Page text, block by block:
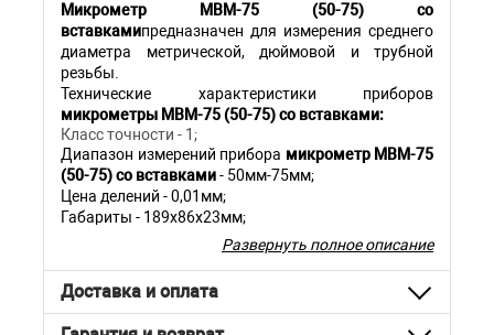
Микрометр МВМ-75 (50-75) со
вставкамипредназначен для измерения среднего
диаметра метрической, дюймовой и трубной
резьбы.
Технические характеристики приборов
микрометры МВМ-75 (50-75) со вставками:
Класс точности - 1;
Диапазон измерений прибора микрометр МВМ-75
(50-75) со вставками- 50мм-75мм;
Цена делений - 0,01мм;
Габариты - 189х86х23мм;
Отсчет - по шкалам стебля и барабана;
микрометр МВМ-75 (50-75)
оснащены термоизолирующими накладками и
обеспечивают повышенную жесткость, ходовой
Развернуть полное описание
Доставка и оплата